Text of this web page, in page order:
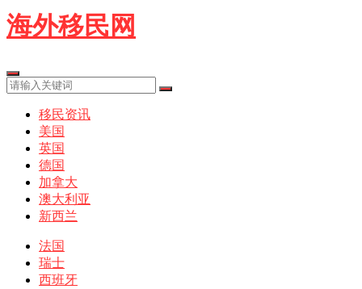
海外移民网
移民资讯
美国
英国
德国
加拿大
澳大利亚
新西兰
法国
瑞士
西班牙